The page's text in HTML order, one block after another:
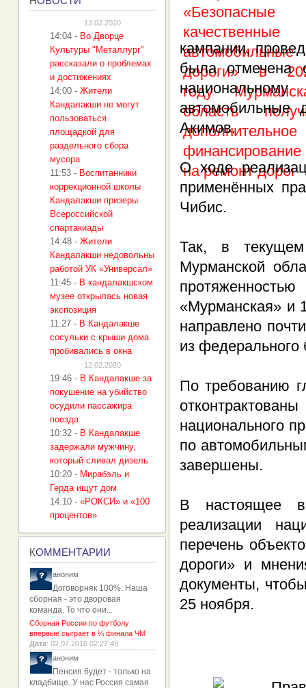
кампании,
была отмечена
автомобильные
Акимов.
О ходе
применённых
Чибис.
Так, в
Мурманской
«Мурманская» и
направлено
из
По требованию
национального
по
завершены.
В настоящее
реализации
перечень
дороги» и
документы,
25 ноября.
13.02.2020
14:04 - Во Дворце
Культуры "Металлург"
рассказали о проблемах
и достижениях
14:00 - Жители
Кандалакши не могут
пользоваться
площадкой для
раздельного сбора
мусора
11:53 - Воспитанники
коррекционной школы
Кандалакши призеры
Всероссийской
спартакиады
14:48 - Жители
Кандалакши недовольны
работой УК «Универсал»
11:45 - В кандалакшском
музее открылась новая
экспозиция
11:27 - В Кандалакше
сосульки с крыши дома
пробивались в окна
12.02.2020
19:46 - В Кандалакше за
покушение на убийство
осудили пассажира
поезда
10:32 - В Кандалакше
задержали мужчину,
который сливал дизель
10:20 - Мирабэль и
Герда ищут дом
14:10 - «РОКСИ» и «100
процентов»
КОММЕНТАРИИ
аноним
Договорняк 100%. Наша
сборная - это дворовая
команда. То что они...
Сборная России по футболу
впервые сыграет в ¼ финала ЧМ
Дата: 02.07.2018 02:27:49
аноним
Пенсия будет - только на
кладбище. У нас Россия самая